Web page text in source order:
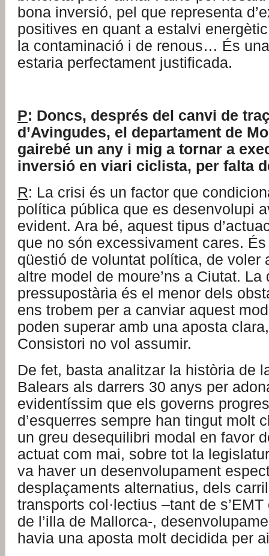
bona inversió, pel que representa
positives en quant a estalvi
la contaminació i de renous… És
estaria perfectament justificada.
P: Doncs, després del canvi de
d’Avingudes, el departament de
gairebé un any i mig a tornar a
inversió en viari ciclista, per falta
R: La crisi és un factor que
política pública que es desenvolupi
evident. Ara bé, aquest tipus
que no són excessivament cares.
qüestió de voluntat política, de voler
altre model de moure’ns a Ciutat. La
pressupostària és el menor dels
ens trobem per a canviar aquest
poden superar amb una aposta
Consistori no vol assumir.
De fet, basta analitzar la història de
Balears als darrers 30 anys per
evidentíssim que els governs
d’esquerres sempre han tingut molt
un greu desequilibri modal en favor
actuat com mai, sobre tot la
va haver un desenvolupament
desplaçaments alternatius, dels
transports col·lectius –tant de
de l’illa de Mallorca-,
havia una aposta molt decidida per